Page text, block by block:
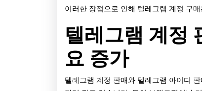
게
이
용
하
이러한 장점으로 인해 텔레그램 계정 구
텔레그램 계정
요 증가
텔레그램 계정 판매와 텔레그램 아이디